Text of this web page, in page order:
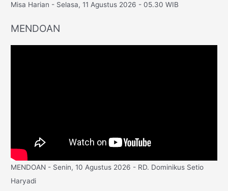
Misa Harian - Selasa, 11 Agustus 2026 - 05.30 WIB
MENDOAN
MENDOAN - Senin, 10 Agustus 2026 - RD. Dominikus Setio
Haryadi